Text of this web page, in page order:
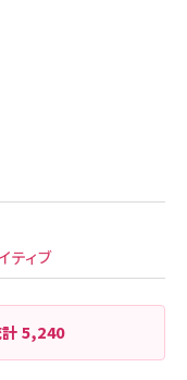
ティブ
計5,240